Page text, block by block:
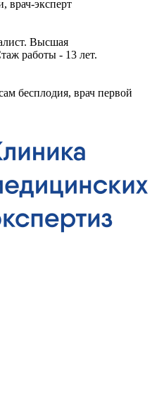
врач-эксперт
Высшая
работы - 13 лет.
бесплодия, врач первой